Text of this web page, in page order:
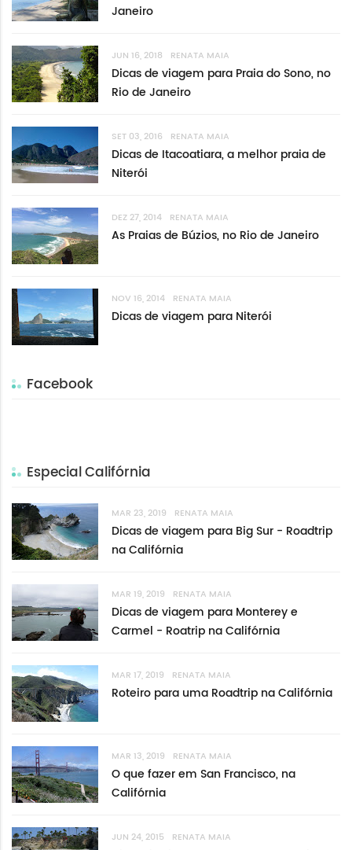
Janeiro
JUN 16, 2018 RENATA MAIA
Dicas de viagem para Praia do Sono, no
Rio de Janeiro
SET 03, 2016 RENATA MAIA
Dicas de Itacoatiara, a melhor praia de
Niterói
DEZ 27, 2014 RENATA MAIA
As Praias de Búzios, no Rio de Janeiro
NOV 16, 2014 RENATA MAIA
Dicas de viagem para Niterói
Facebook
Especial Califórnia
MAR 23, 2019 RENATA MAIA
Dicas de viagem para Big Sur - Roadtrip
na Califórnia
MAR 19, 2019 RENATA MAIA
Dicas de viagem para Monterey e
Carmel - Roatrip na Califórnia
MAR 17, 2019 RENATA MAIA
Roteiro para uma Roadtrip na Califórnia
MAR 13, 2019 RENATA MAIA
O que fazer em San Francisco, na
Califórnia
JUN 24, 2015 RENATA MAIA